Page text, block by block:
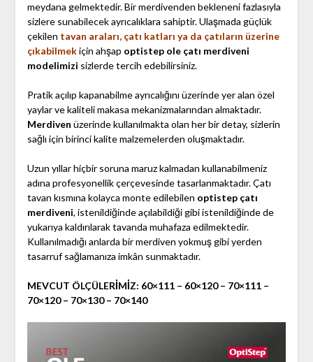
meydana gelmektedir. Bir merdivenden bekleneni fazlasıyla
sizlere sunabilecek ayrıcalıklara sahiptir. Ulaşmada güçlük
çekilen tavan araları, çatı katları ya da çatıların üzerine
çıkabilmekiçin ahşap optistep ole çatı merdiveni
modelimizi sizlerde tercih edebilirsiniz.
Pratik açılıp kapanabilme ayrıcalığını üzerinde yer alan özel
yaylar ve kaliteli makasa mekanizmalarından almaktadır.
Merdiven üzerinde kullanılmakta olan her bir detay, sizlerin
sağlı için birinci kalite malzemelerden oluşmaktadır.
Uzun yıllar hiçbir soruna maruz kalmadan kullanabilmeniz
adına profesyonellik çerçevesinde tasarlanmaktadır. Çatı
tavan kısmına kolayca monte edilebilen optistep çatı
merdiveni, istenildiğinde açılabildiği gibi istenildiğinde de
yukarıya kaldırılarak tavanda muhafaza edilmektedir.
Kullanılmadığı anlarda bir merdiven yokmuş gibi yerden
tasarruf sağlamanıza imkân sunmaktadır.
MEVCUT ÖLÇÜLERİMİZ: 60×111 – 60×120 – 70×111 –
70×120 – 70×130 – 70×140